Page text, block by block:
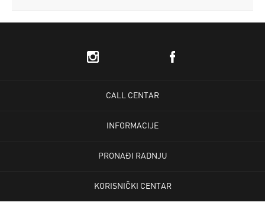
CALL CENTAR
INFORMACIJE
PRONAĐI RADNJU
KORISNIČKI CENTAR